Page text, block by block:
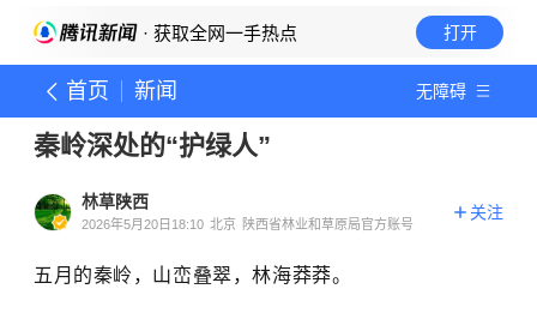
· 获取全网一手热点 打开
首页 新闻 无障碍
秦岭深处的“护绿人”
林草陕西
2026年5月20日18:10 北京 陕西省林业和草原局官方账号
关注
五月的秦岭，山峦叠翠，林海莽莽。